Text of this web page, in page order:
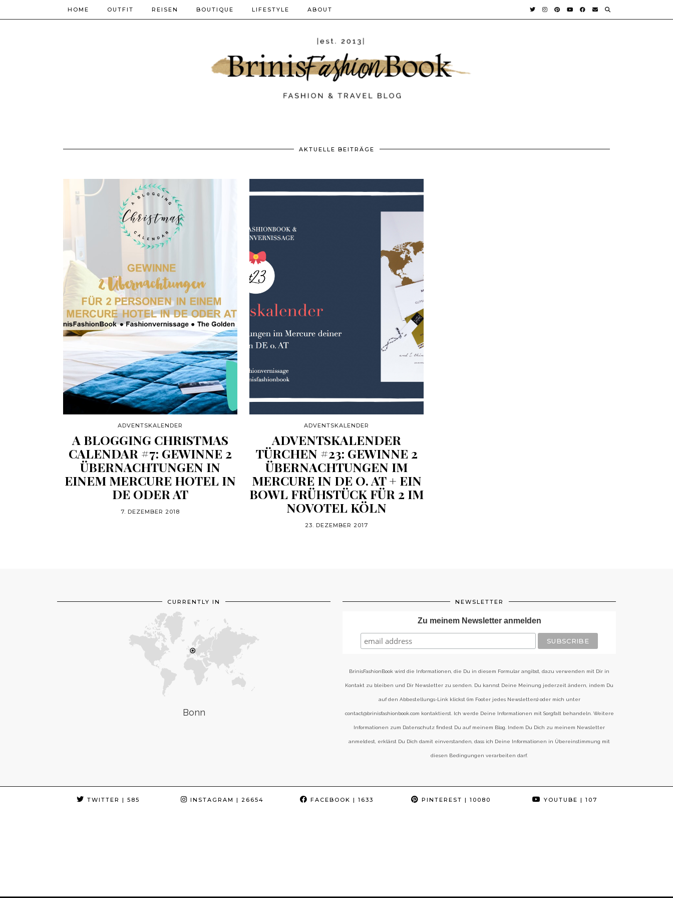
HOME OUTFIT REISEN BOUTIQUE LIFESTYLE ABOUT
AKTUELLE BEITRÄGE
ADVENTSKALENDER
A BLOGGING CHRISTMAS
CALENDAR #7: GEWINNE 2
ÜBERNACHTUNGEN IN
EINEM MERCURE HOTEL IN
DE ODER AT
7. DEZEMBER 2018
ADVENTSKALENDER
ADVENTSKALENDER
TÜRCHEN #23: GEWINNE 2
ÜBERNACHTUNGEN IM
MERCURE IN DE O. AT + EIN
BOWL FRÜHSTÜCK FÜR 2 IM
NOVOTEL KÖLN
23. DEZEMBER 2017
CURRENTLY IN
Bonn
NEWSLETTER
Zu meinem Newsletter anmelden
BrinisFashionBook wird die Informationen, die Du in diesem Formular angibst, dazu verwenden mit Dir in
Kontakt zu bleiben und Dir Newsletter zu senden. Du kannst Deine Meinung jederzeit ändern, indem Du
auf den Abbestellungs-Link klickst (im Footer jedes Newsletters) oder mich unter
contact@brinisfashionbook.com kontaktierst. Ich werde Deine Informationen mit Sorgfalt behandeln. Weitere
Informationen zum Datenschutz findest Du auf meinem Blog. Indem Du Dich zu meinem Newsletter
anmeldest, erklärst Du Dich damit einverstanden, dass ich Deine Informationen in Übereinstimmung mit
diesen Bedingungen verarbeiten darf.
TWITTER | 585 INSTAGRAM | 26654 FACEBOOK | 1633 PINTEREST | 10080 YOUTUBE | 107